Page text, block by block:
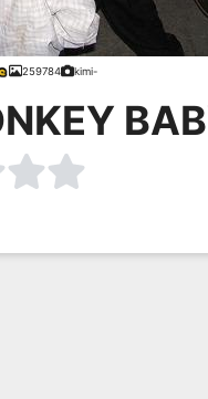
259784 kimi-